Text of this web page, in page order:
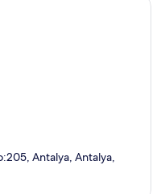
Antalya, Antalya,